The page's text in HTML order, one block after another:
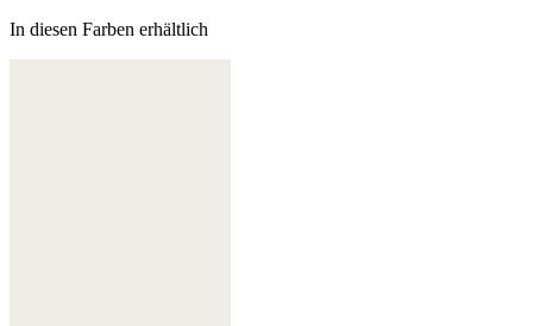
In diesen Farben erhältlich